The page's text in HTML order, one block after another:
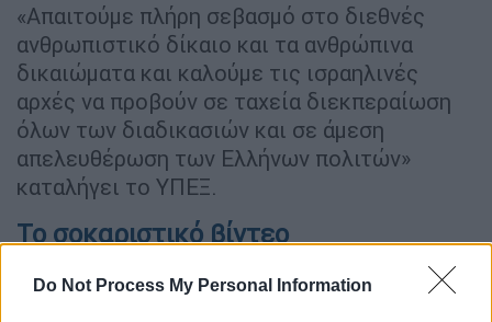
Do Not Process My Personal Information
«Απαιτούμε πλήρη σεβασμό στο διεθνές
ανθρωπιστικό δίκαιο και τα ανθρώπινα
δικαιώματα και καλούμε τις ισραηλινές
αρχές να προβούν σε ταχεία διεκπεραίωση
όλων των διαδικασιών και σε άμεση
απελευθέρωση των Ελλήνων πολιτών»
καταλήγει το ΥΠΕΞ.
Το σοκαριστικό βίντεο
Δεκάδες διεθνείς ακτιβιστές φαίνονται